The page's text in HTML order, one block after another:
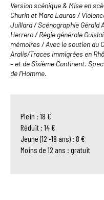
Version scénique & Mise en
Churin et Marc Lauras /
Juillard / Scénographie Gérald
Herrero / Régie générale
mémoires / Avec le soutien du
Aralis/Traces immigrées en
– et de Sixième Continent.
de l’Homme.
Plein : 18 €
Réduit : 14 €
Jeune (12 -18 ans) : 8 €
Moins de 12 ans : gratuit